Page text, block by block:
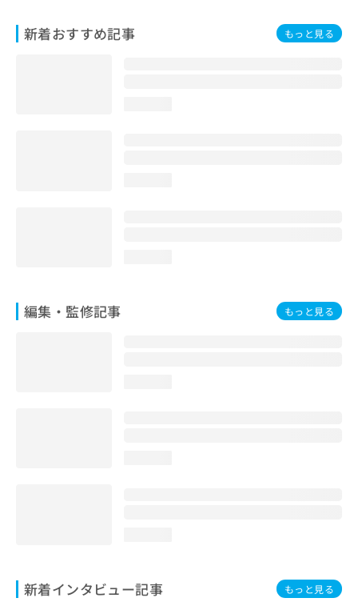
新着おすすめ記事 もっと見る
編集・監修記事 もっと見る
新着インタビュー記事 もっと見る
問
い